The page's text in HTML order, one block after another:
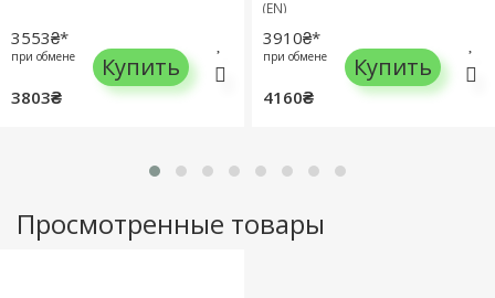
3553₴*
при обмене
3803₴
Купить
(EN)
3910₴*
при обмене
4160₴
Купить
Просмотренные товары